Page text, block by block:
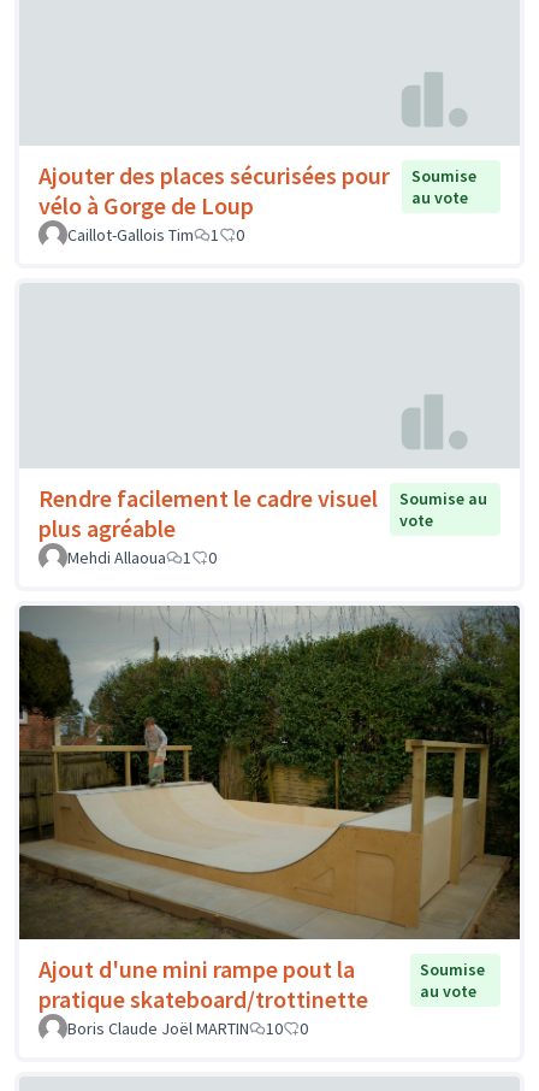
Ajouter des places sécurisées pour
vélo à Gorge de Loup
Soumise
au vote
Caillot-Gallois Tim
1 0
Rendre facilement le cadre visuel
plus agréable
Soumise au
vote
Mehdi Allaoua
1 0
Ajout d'une mini rampe pout la
pratique skateboard/trottinette
Soumise
au vote
Boris Claude Joël MARTIN
10 0